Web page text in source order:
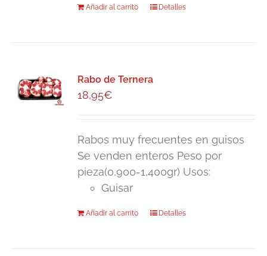
Añadir al carrito Detalles
Rabo de Ternera
18,95€
Rabos muy frecuentes en guisos
Se venden enteros Peso por
pieza(0,900-1,400gr) Usos:
Guisar
Añadir al carrito Detalles